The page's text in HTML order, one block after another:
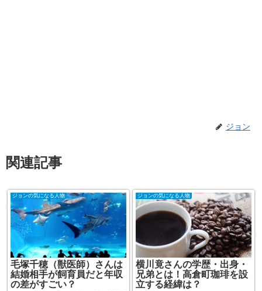
ジョン
関連記事
ジョンの気になる人物
毛塚千穂（獣医師）さんは
結婚相手が飼育員だと年収
の差がすごい？
ジョンの気になる人物
横川竟さんの学歴・出身・
兄弟とは！高倉町珈琲を設
立する経緯は？